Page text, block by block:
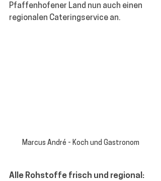
Pfaffenhofener Land nun auch einen
regionalen Cateringservice an.
Marcus André - Koch und Gastronom
Alle Rohstoffe frisch und regional: